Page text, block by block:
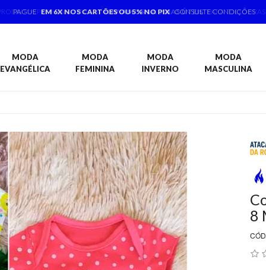
PAGUE EM 6X NOS CARTÕES OU 5% NO PIX CONSULTE CONDIÇÕES
MODA
EVANGÉLICA
MODA
FEMININA
MODA
INVERNO
MODA
MASCULINA
8